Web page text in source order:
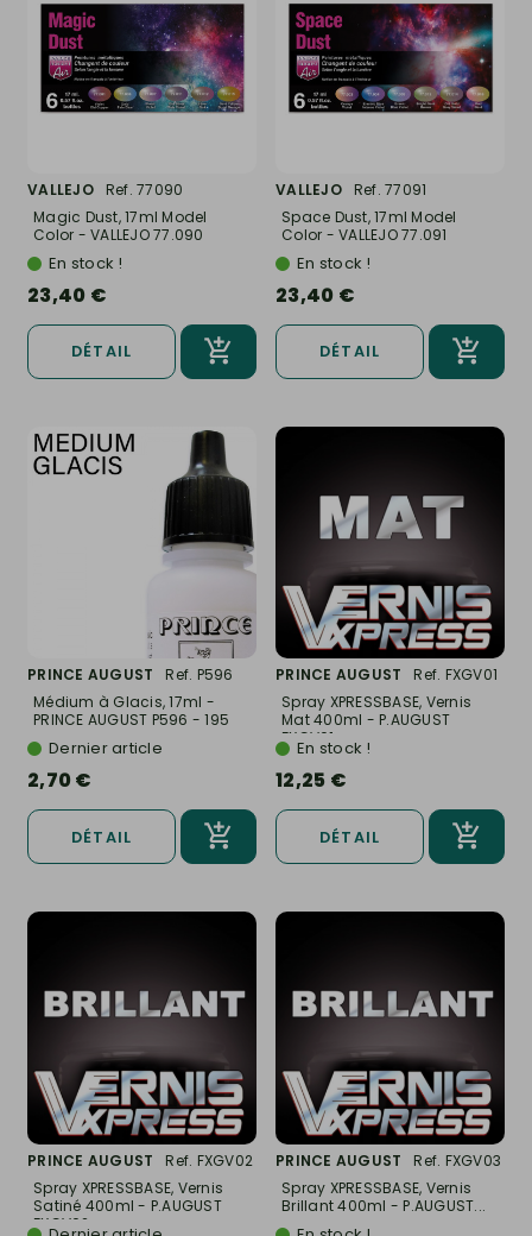
VALLEJO
Ref. 77090
Magic Dust, 17ml Model
Color - VALLEJO 77.090
En stock !
23,40 €
DÉTAIL
VALLEJO
Ref. 77091
Space Dust, 17ml Model
Color - VALLEJO 77.091
En stock !
23,40 €
DÉTAIL
PRINCE AUGUST
Ref. P596
Médium à Glacis, 17ml -
PRINCE AUGUST P596 - 195
Dernier article
2,70 €
DÉTAIL
PRINCE AUGUST
Ref. FXGV01
Spray XPRESSBASE, Vernis
Mat 400ml - P.AUGUST
FXGV01
En stock !
12,25 €
DÉTAIL
PRINCE AUGUST
Ref. FXGV02
Spray XPRESSBASE, Vernis
Satiné 400ml - P.AUGUST
FXGV02
PRINCE AUGUST
Ref. FXGV03
Spray XPRESSBASE, Vernis
Brillant 400ml - P.AUGUST...